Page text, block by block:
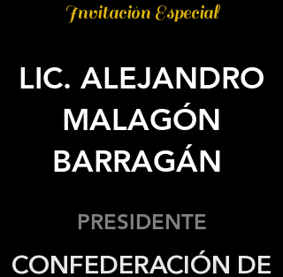
Invitación Especial
LIC. ALEJANDRO
MALAGÓN
BARRAGÁN
PRESIDENTE
CONFEDERACIÓN DE